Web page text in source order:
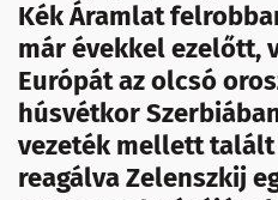
Kék Áramlat
már évekkel ezelőtt,
Európát az olcsó
húsvétkor
vezeték mellett
reagálva Zelenszkij